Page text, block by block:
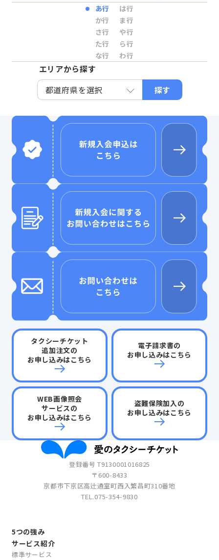
あ行
か行
さ行
た行
な行
は行
ま行
や行
ら行
わ行
エリアから探す
探す
タクシーチケット
追加注文の
お申し込みはこちら
電子請求書の
お申し込みはこちら
WEB画像照会
サービスの
お申し込みはこちら
盗難保険加入の
お申し込みはこちら
登録番号 T9130001016825
〒600-8433
京都市下京区高辻通室町西入繁昌町310番地
TEL.075-354-9830
5つの強み
サービス紹介
標準サービス